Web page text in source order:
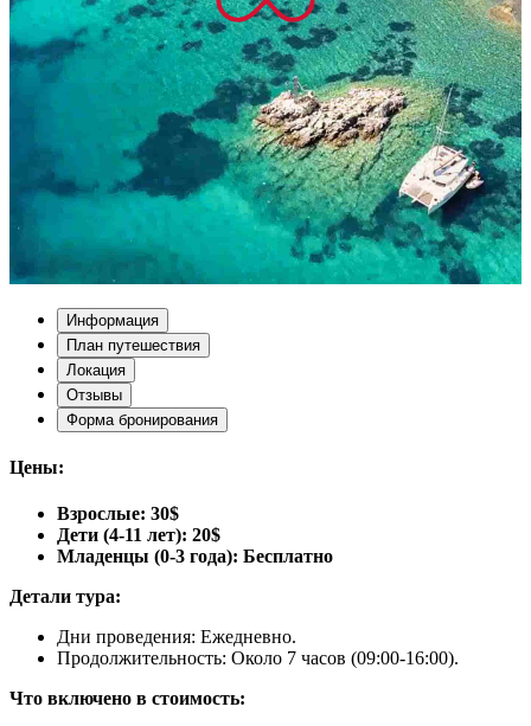
Информация
План путешествия
Локация
Отзывы
Форма бронирования
Цены:
Взрослые: 30$
Дети (4-11 лет): 20$
Младенцы (0-3 года): Бесплатно
Детали тура:
Дни проведения: Ежедневно.
Продолжительность: Около 7 часов (09:00-16:00).
Что включено в стоимость: